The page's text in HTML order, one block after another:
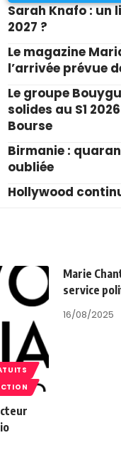
Sarah Knafo : un
2027 ?
Le magazine
l’arrivée prévue
Le groupe
solides au S1
Bourse
Birmanie :
oubliée
Hollywood
Marie
service
16/08/2025